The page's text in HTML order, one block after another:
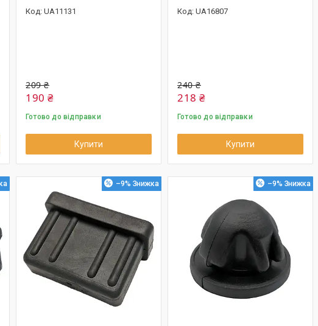
UA11131
209 ₴
190 ₴
Готово до відправки
Купити
UA16807
240 ₴
218 ₴
Готово до відправки
Купити
–9% –9%